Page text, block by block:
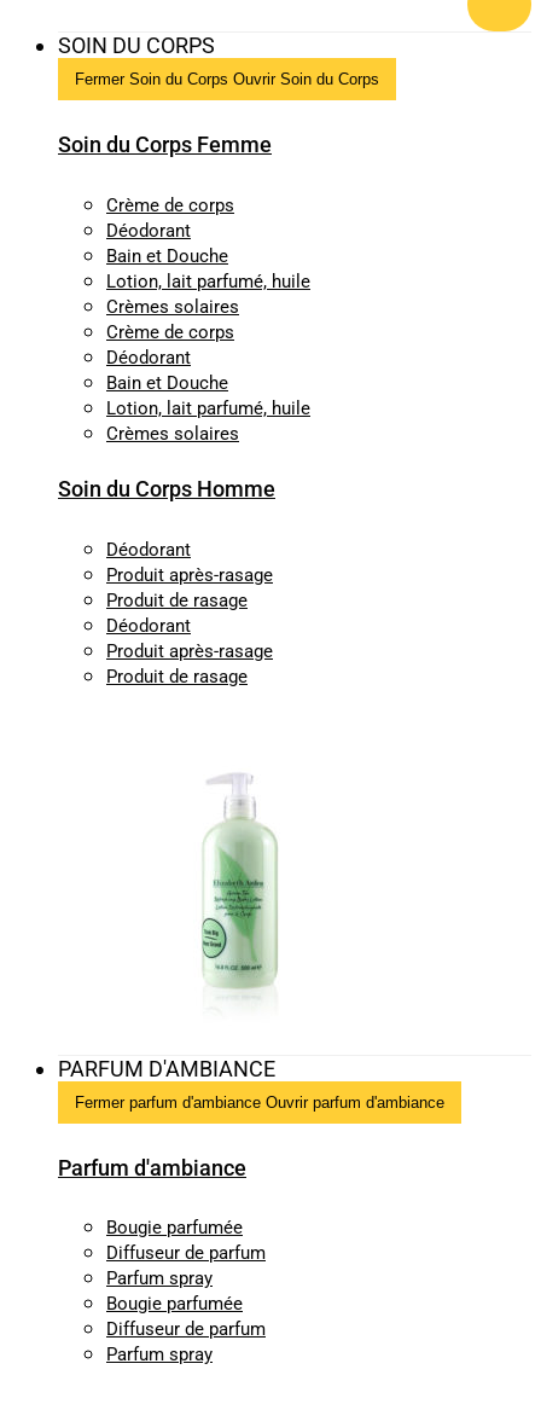
SOIN DU CORPS
Fermer Soin du Corps Ouvrir Soin du Corps
Soin du Corps Femme
Crème de corps
Déodorant
Bain et Douche
Lotion, lait parfumé, huile
Crèmes solaires
Crème de corps
Déodorant
Bain et Douche
Lotion, lait parfumé, huile
Crèmes solaires
Soin du Corps Homme
Déodorant
Produit après-rasage
Produit de rasage
Déodorant
Produit après-rasage
Produit de rasage
PARFUM D'AMBIANCE
Fermer parfum d'ambiance Ouvrir parfum d'ambiance
Parfum d'ambiance
Bougie parfumée
Diffuseur de parfum
Parfum spray
Bougie parfumée
Diffuseur de parfum
Parfum spray